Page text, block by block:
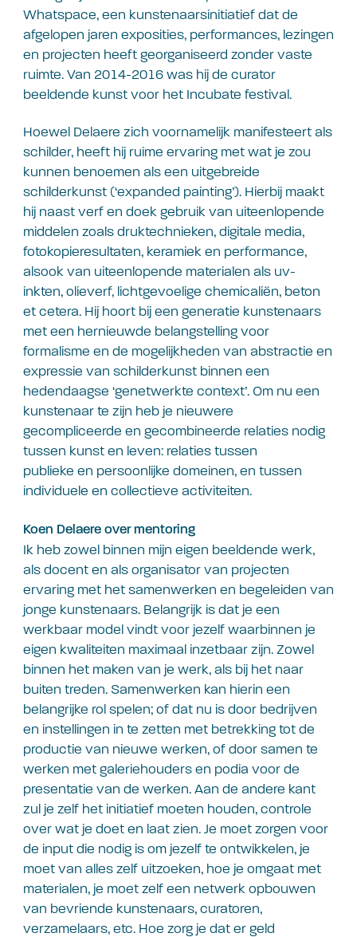
Whatspace, een kunstenaarsinitiatief dat de
afgelopen jaren exposities, performances, lezingen
en projecten heeft georganiseerd zonder vaste
ruimte. Van 2014-2016 was hij de curator
beeldende kunst voor het Incubate festival.
Hoewel Delaere zich voornamelijk manifesteert als
schilder, heeft hij ruime ervaring met wat je zou
kunnen benoemen als een uitgebreide
schilderkunst (‘expanded painting’). Hierbij maakt
hij naast verf en doek gebruik van uiteenlopende
middelen zoals druktechnieken, digitale media,
fotokopieresultaten, keramiek en performance,
alsook van uiteenlopende materialen als uv-
inkten, olieverf, lichtgevoelige chemicaliën, beton
et cetera. Hij hoort bij een generatie kunstenaars
met een hernieuwde belangstelling voor
formalisme en de mogelijkheden van abstractie en
expressie van schilderkunst binnen een
hedendaagse ‘genetwerkte context’. Om nu een
kunstenaar te zijn heb je nieuwere
gecompliceerde en gecombineerde relaties nodig
tussen kunst en leven: relaties tussen
publieke en persoonlijke domeinen, en tussen
individuele en collectieve activiteiten.
Koen Delaere over mentoring
Ik heb zowel binnen mijn eigen beeldende werk,
als docent en als organisator van projecten
ervaring met het samenwerken en begeleiden van
jonge kunstenaars. Belangrijk is dat je een
werkbaar model vindt voor jezelf waarbinnen je
eigen kwaliteiten maximaal inzetbaar zijn. Zowel
binnen het maken van je werk, als bij het naar
buiten treden. Samenwerken kan hierin een
belangrijke rol spelen; of dat nu is door bedrijven
en instellingen in te zetten met betrekking tot de
productie van nieuwe werken, of door samen te
werken met galeriehouders en podia voor de
presentatie van de werken. Aan de andere kant
zul je zelf het initiatief moeten houden, controle
over wat je doet en laat zien. Je moet zorgen voor
de input die nodig is om jezelf te ontwikkelen, je
moet van alles zelf uitzoeken, hoe je omgaat met
materialen, je moet zelf een netwerk opbouwen
van bevriende kunstenaars, curatoren,
verzamelaars, etc. Hoe zorg je dat er geld